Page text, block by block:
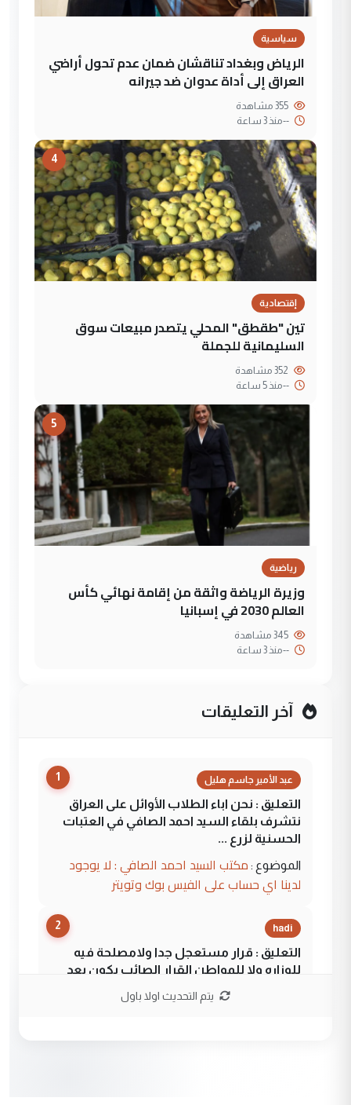
سياسية
الرياض وبغداد تناقشان ضمان عدم تحول أراضي
العراق إلى أداة عدوان ضد جيرانه
--منذ 3 ساعة
4
إقتصادية
تين "طقطق" المحلي يتصدر مبيعات سوق
السليمانية للجملة
--منذ 5 ساعة
5
رياضية
وزيرة الرياضة واثقة من إقامة نهائي كأس
العالم 2030 في إسبانيا
--منذ 3 ساعة
آخر التعليقات
1 عبد الأمير جاسم هليل
التعليق : نحن اباء الطلاب الأوائل على العراق
نتشرف بلقاء السيد احمد الصافي في العتبات
الحسنية لزرع ...
الموضوع : مكتب السيد احمد الصافي : لا يوجود
لدينا اي حساب على الفيس بوك وتويتر
2 hadi
التعليق : قرار مستعجل جدا ولامصلحة فيه
للوزاره ولا للمواطن القرار الصائب يكون بعد
يتم التحديث اولا باول